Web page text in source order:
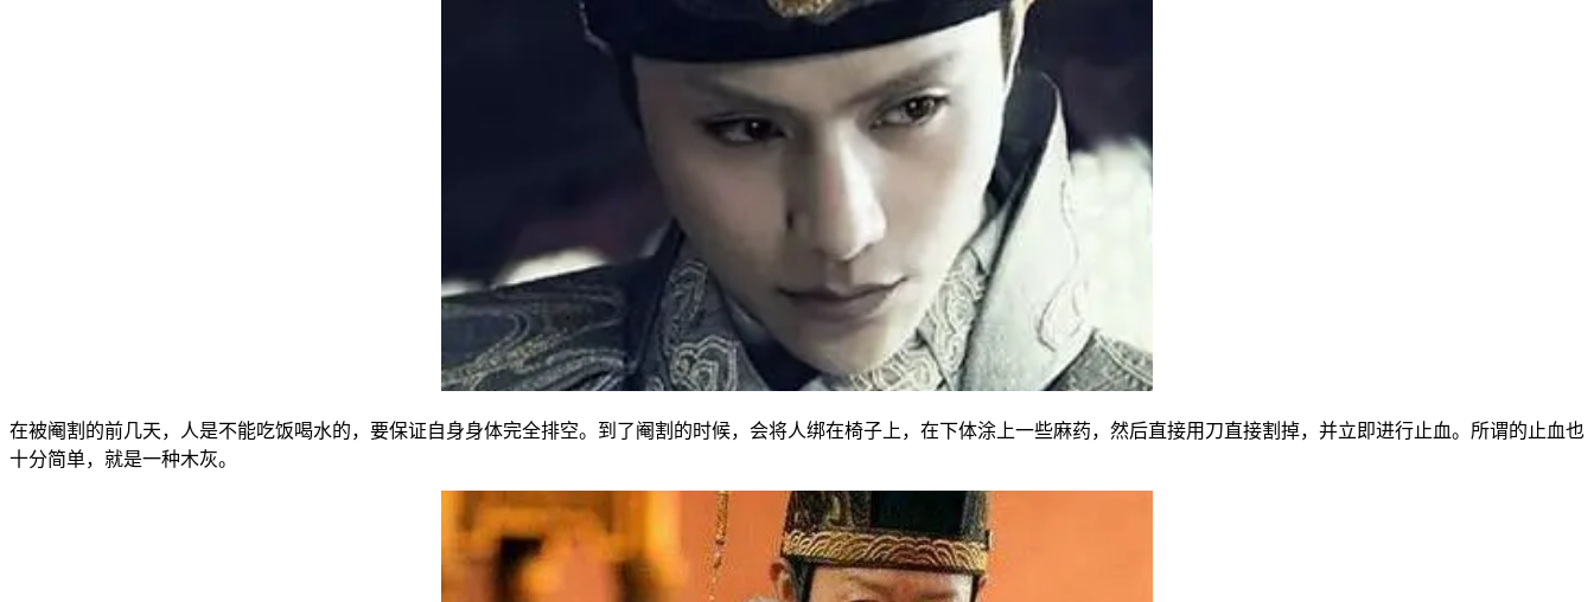
在被阉割的前几天，人是不能吃饭喝水的，要保证自身身体完全排空。到了阉割的时候，会将人绑在椅子上，在下体涂上一些麻药，然后直接用刀直接割掉，并立即进行止血。所谓的止血也
十分简单，就是一种木灰。